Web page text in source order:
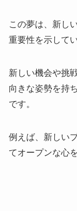
この夢は、新し
重要性を示してい
新しい機会や挑
向きな姿勢を持
です。
例えば、新しい
てオープンな心